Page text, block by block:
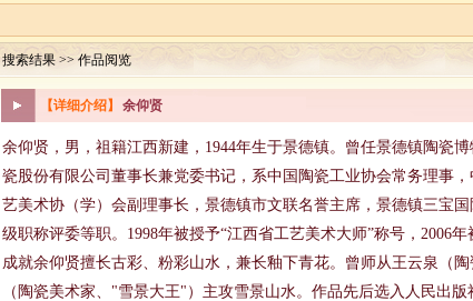
纪念抗日战争胜利70周年书画展7月28日起征稿
赛征稿
搜索结果 >> 作品阅览
【详细介绍】 余仰贤
余仰贤，男，祖籍江西新建，1944年生于景德镇。曾任景德镇陶瓷
瓷股份有限公司董事长兼党委书记，系中国陶瓷工业协会常务理事
艺美术协（学）会副理事长，景德镇市文联名誉主席，景德镇三宝
级职称评委等职。1998年被授予“江西省工艺美术大师”称号，2006
成就余仰贤擅长古彩、粉彩山水，兼长釉下青花。曾师从王云泉（
（陶瓷美术家、"雪景大王"）主攻雪景山水。作品先后选入人民出